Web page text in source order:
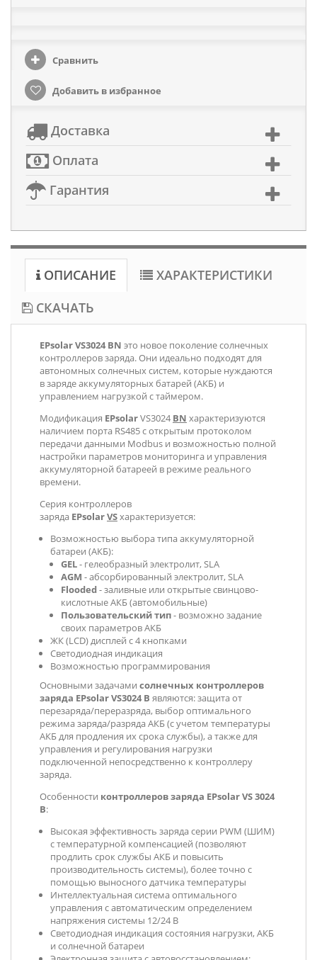
Сравнить
Добавить в избранное
Доставка
Оплата
Гарантия
ОПИСАНИЕ
ХАРАКТЕРИСТИКИ
СКАЧАТЬ
EPsolarVS3024 BN это новое поколение солнечных
контроллеров заряда. Они идеально подходят для
автономных солнечных систем, которые нуждаются
в заряде аккумуляторных батарей (АКБ) и
управлением нагрузкой с таймером.
Модификация EPsolarVS3024 BN характеризуются
наличием порта RS485 с открытым протоколом
передачи данными Modbus и возможностью полной
настройки параметров мониторинга и управления
аккумуляторной батареей в режиме реального
времени.
Серия контроллеров
заряда EPsolarVSхарактеризуется:
Возможностью выбора типа аккумуляторной
батареи (АКБ):
GEL- гелеобразный электролит, SLA
AGM - абсорбированный электролит, SLA
Flooded- заливные или открытые свинцово-
кислотные АКБ (автомобильные)
Пользовательский тип- возможно задание
своих параметров АКБ
ЖК (LCD) дисплей с 4 кнопками
Светодиодная индикация
Возможностью программирования
Основными задачами солнечных контроллеров
заряда EPsolar VS3024 B являются: защита от
перезаряда/переразряда, выбор оптимального
режима заряда/разряда АКБ (с учетом температуры
АКБ для продления их срока службы), а также для
управления и регулирования нагрузки
подключенной непосредственно к контроллеру
заряда.
Особенности контроллеров заряда EPsolar VS 3024
B:
Высокая эффективность заряда серии PWM (ШИМ)
с температурной компенсацией (позволяют
продлить срок службы АКБ и повысить
производительность системы), более точно с
помощью выносного датчика температуры
Интеллектуальная система оптимального
управления с автоматическим определением
напряжения системы 12/24 В
Светодиодная индикация состояния нагрузки, АКБ
и солнечной батареи